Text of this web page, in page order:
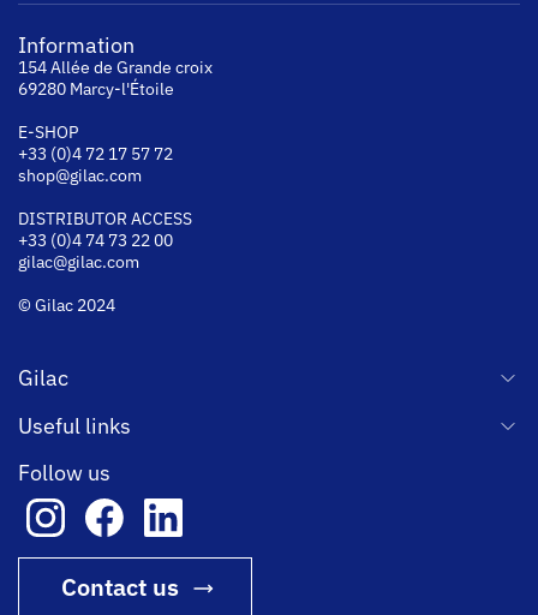
Information
154 Allée de Grande croix
69280 Marcy-l'Étoile
E-SHOP
+33 (0)4 72 17 57 72
shop@gilac.com
DISTRIBUTOR ACCESS
+33 (0)4 74 73 22 00
gilac@gilac.com
© Gilac 2024
Gilac
Useful links
Follow us
Contact us